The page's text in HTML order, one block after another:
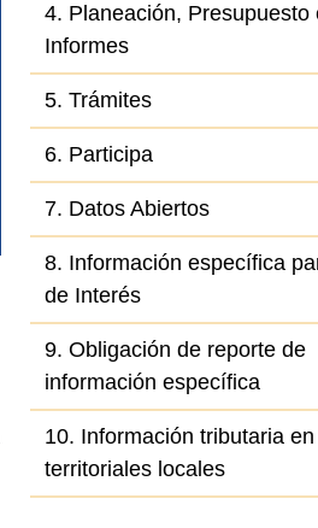
4. Planeación, Presupuesto
Informes
5. Trámites
6. Participa
7. Datos Abiertos
8. Información específica
de Interés
9. Obligación de reporte de
información específica
10. Información tributaria
territoriales locales